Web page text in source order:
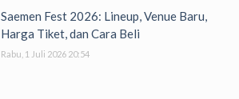
Saemen Fest 2026: Lineup, Venue Baru,
Harga Tiket, dan Cara Beli
Rabu, 1 Juli 2026 20:54